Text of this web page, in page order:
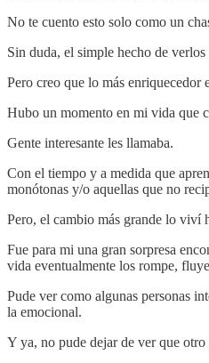
No te cuento esto solo como un
Sin duda, el simple hecho de
Pero creo que lo más enriquecedor
Hubo un momento en mi vida que
Gente interesante les llamaba.
Con el tiempo y a medida que
monótonas y/o aquellas que no
Pero, el cambio más grande lo viví
Fue para mi una gran sorpresa
vida eventualmente los rompe,
Pude ver como algunas personas
la emocional.
Y ya, no pude dejar de ver que